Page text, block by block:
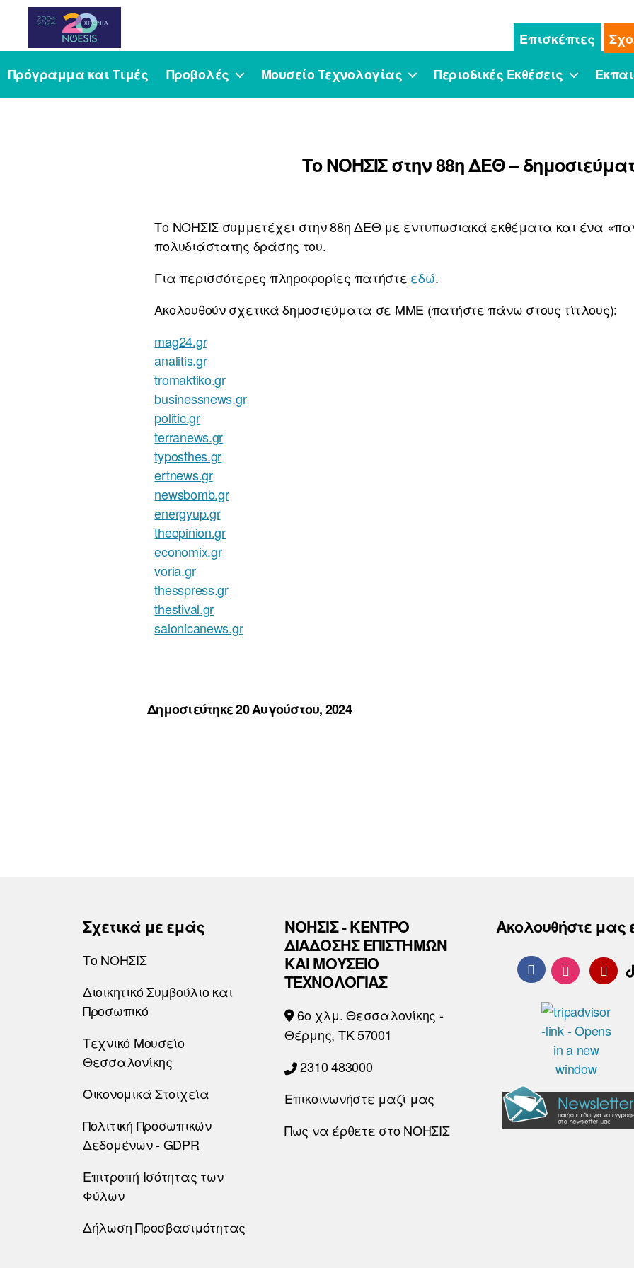
Noesis
Επισκέπτες
Πρόγραμμα και Τιμές
Προβολές Μουσείο Τεχνολογίας Περιοδικές Εκθέσεις
Το ΝΟΗΣΙΣ στην 88η ΔΕΘ –
Το ΝΟΗΣΙΣ συμμετέχει στην 88η ΔΕΘ με εντυπωσιακά εκθέματα και ένα
πολυδιάστατης δράσης του.
Για περισσότερες πληροφορίες πατήστε εδώ.
Ακολουθούν σχετικά δημοσιεύματα σε ΜΜΕ (πατήστε πάνω στους τίτλους):
mag24.gr
analitis.gr
tromaktiko.gr
businessnews.gr
politic.gr
terranews.gr
typosthes.gr
ertnews.gr
newsbomb.gr
energyup.gr
theopinion.gr
economix.gr
voria.gr
thesspress.gr
thestival.gr
salonicanews.gr
Δημοσιεύτηκε 20 Αυγούστου, 2024
Σχετικά με εμάς
Το ΝΟΗΣΙΣ
Διοικητικό Συμβούλιο και
Προσωπικό
Τεχνικό Μουσείο
Θεσσαλονίκης
Οικονομικά Στοιχεία
Πολιτική Προσωπικών
Δεδομένων - GDPR
Επιτροπή Ισότητας των
Φύλων
Δήλωση Προσβασιμότητας
ΝΟΗΣΙΣ - ΚΕΝΤΡΟ
ΔΙΑΔΟΣΗΣ ΕΠΙΣΤΗΜΩΝ
ΚΑΙ ΜΟΥΣΕΙΟ
ΤΕΧΝΟΛΟΓΙΑΣ
6o χλμ. Θεσσαλονίκης -
Θέρμης, ΤΚ 57001
2310 483000
Επικοινωνήστε μαζί μας
Πως να έρθετε στο ΝΟΗΣΙΣ
Ακολουθήστε μας